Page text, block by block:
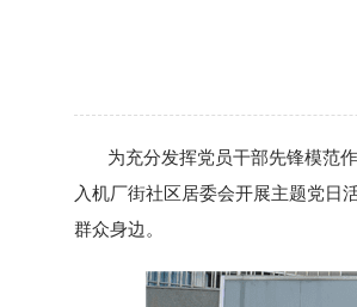
为充分发挥党员干部先锋模范作
入机厂街社区居委会开展主题党日
群众身边。